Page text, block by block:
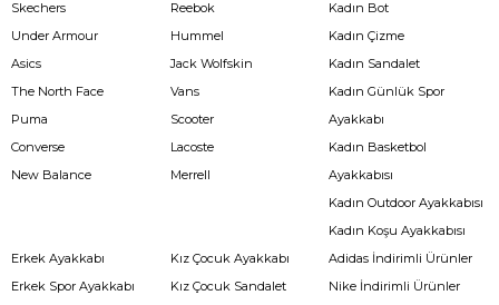
Skechers
Under Armour
Asics
The North Face
Puma
Converse
New Balance
Reebok
Hummel
Jack Wolfskin
Vans
Scooter
Lacoste
Merrell
Kadın Bot
Kadın Çizme
Kadın Sandalet
Kadın Günlük Spor
Ayakkabı
Kadın Basketbol
Ayakkabısı
Kadın Outdoor Ayakkabısı
Kadın Koşu Ayakkabısı
Erkek Ayakkabı
Erkek Spor Ayakkabı
Kız Çocuk Ayakkabı
Kız Çocuk Sandalet
Adidas İndirimli Ürünler
Nike İndirimli Ürünler